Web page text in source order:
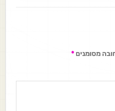
מסומנים *